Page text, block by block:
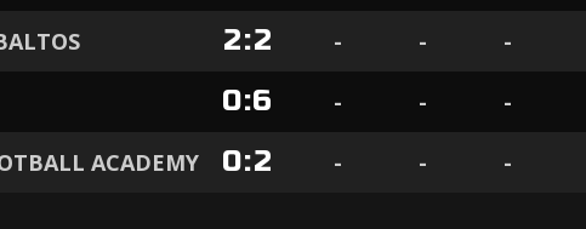
2:2 - - -
0:6 - - -
ACADEMY 0:2 - - -